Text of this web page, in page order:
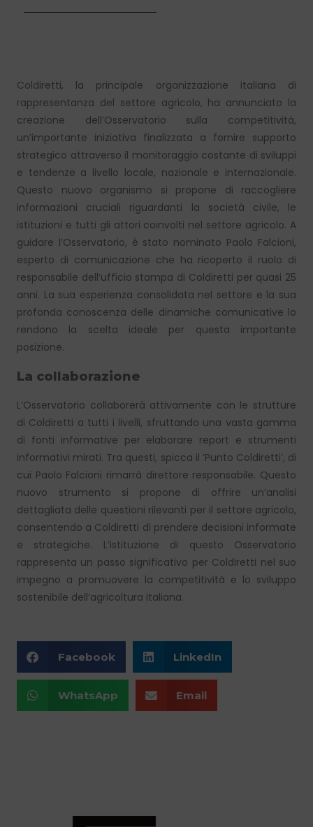
Coldiretti, la principale organizzazione italiana di
rappresentanza del settore agricolo, ha annunciato la
creazione dell’Osservatorio sulla competitività,
un’importante iniziativa finalizzata a fornire supporto
strategico attraverso il monitoraggio costante di sviluppi
e tendenze a livello locale, nazionale e internazionale.
Questo nuovo organismo si propone di raccogliere
informazioni cruciali riguardanti la società civile, le
istituzioni e tutti gli attori coinvolti nel settore agricolo. A
guidare l’Osservatorio, è stato nominato Paolo Falcioni,
esperto di comunicazione che ha ricoperto il ruolo di
responsabile dell’ufficio stampa di Coldiretti per quasi 25
anni. La sua esperienza consolidata nel settore e la sua
profonda conoscenza delle dinamiche comunicative lo
rendono la scelta ideale per questa importante
posizione.
La collaborazione
L’Osservatorio collaborerà attivamente con le strutture
di Coldiretti a tutti i livelli, sfruttando una vasta gamma
di fonti informative per elaborare report e strumenti
informativi mirati. Tra questi, spicca il ‘Punto Coldiretti’, di
cui Paolo Falcioni rimarrà direttore responsabile. Questo
nuovo strumento si propone di offrire un’analisi
dettagliata delle questioni rilevanti per il settore agricolo,
consentendo a Coldiretti di prendere decisioni informate
e strategiche. L’istituzione di questo Osservatorio
rappresenta un passo significativo per Coldiretti nel suo
impegno a promuovere la competitività e lo sviluppo
sostenibile dell’agricoltura italiana.
Facebook LinkedIn
WhatsApp Email